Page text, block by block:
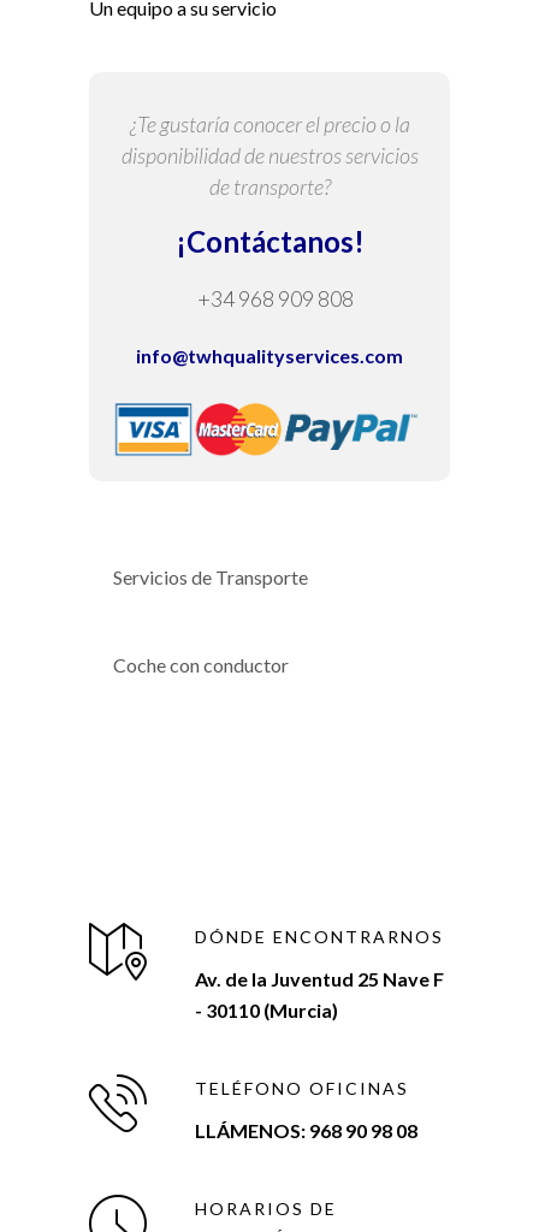
Un equipo a su servicio
¿Te gustaría conocer el precio o la
disponibilidad de nuestros servicios
de transporte?
¡Contáctanos!
+34 968 909 808
info@twhqualityservices.com
Servicios de Transporte
Coche con conductor
DÓNDE ENCONTRARNOS
Av. de la Juventud 25 Nave F
- 30110 (Murcia)
TELÉFONO OFICINAS
LLÁMENOS: 968 90 98 08
HORARIOS DE